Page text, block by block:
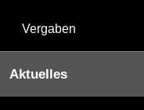
Vergaben
Aktuelles